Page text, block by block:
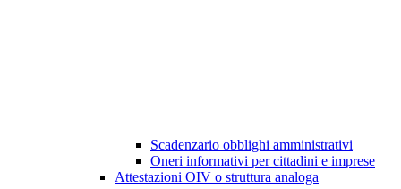
Scadenzario obblighi amministrativi
Oneri informativi per cittadini e imprese
Attestazioni OIV o struttura analoga